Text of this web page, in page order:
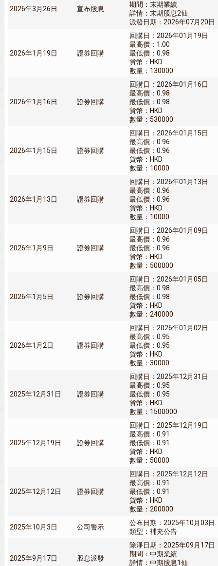
2026年3月26日 宣布股息
期間：末期業績
詳情：末期股息2仙
派發日期：2026年07月20日
2026年1月19日 證券回購
回購日：2026年01月19日
最高價：1.00
最低價：0.98
貨幣：HKD
數量：130000
2026年1月16日 證券回購
回購日：2026年01月16日
最高價：0.98
最低價：0.98
貨幣：HKD
數量：530000
2026年1月15日 證券回購
回購日：2026年01月15日
最高價：0.96
最低價：0.96
貨幣：HKD
數量：10000
2026年1月13日 證券回購
回購日：2026年01月13日
最高價：0.96
最低價：0.96
貨幣：HKD
數量：10000
2026年1月9日 證券回購
回購日：2026年01月09日
最高價：0.96
最低價：0.96
貨幣：HKD
數量：500000
2026年1月5日 證券回購
回購日：2026年01月05日
最高價：0.98
最低價：0.98
貨幣：HKD
數量：240000
2026年1月2日 證券回購
回購日：2026年01月02日
最高價：0.95
最低價：0.95
貨幣：HKD
數量：30000
2025年12月31日 證券回購
回購日：2025年12月31日
最高價：0.95
最低價：0.95
貨幣：HKD
數量：1500000
2025年12月19日 證券回購
回購日：2025年12月19日
最高價：0.91
最低價：0.91
貨幣：HKD
數量：50000
2025年12月12日 證券回購
回購日：2025年12月12日
最高價：0.91
最低價：0.91
貨幣：HKD
數量：200000
2025年10月3日 公司警示
公布日期：2025年10月03日
類型：補充公告
2025年9月17日 股息派發
除淨日期：2025年09月17日
期間：中期業績
詳情：中期股息1仙